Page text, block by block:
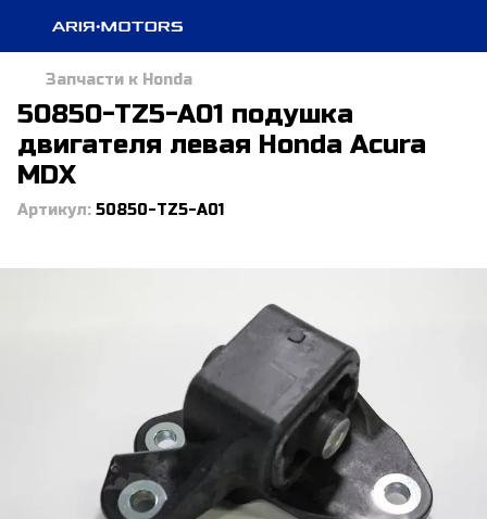
Запчасти к Honda
50850-TZ5-A01 подушка
двигателя левая Honda Acura
MDX
Артикул: 50850-TZ5-A01